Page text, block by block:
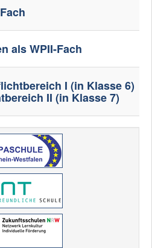
als WPII-Fach
I (in Klasse 6)
II (in Klasse 7)